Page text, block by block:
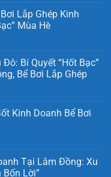
Lắp Ghép Kinh
Mùa Hè
Bí Quyết “Hốt Bạc”
Bể Bơi Lắp Ghép
Kinh Doanh Bể Bơi
Tại Lâm Đồng: Xu
Lời”